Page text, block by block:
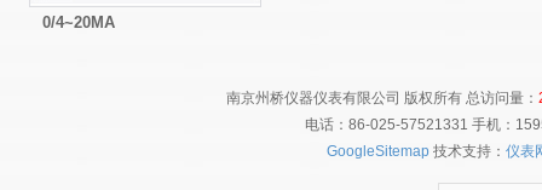
0/4~20MA
南京州桥仪器仪表有限公司 版权所有 总访问量：
电话：86-025-57521331 手机：
GoogleSitemap 技术支持： 仪表